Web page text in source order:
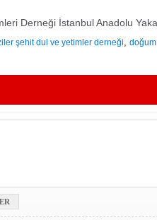
Derneği İstanbul Anadolu
şehit dul ve yetimler derneği,